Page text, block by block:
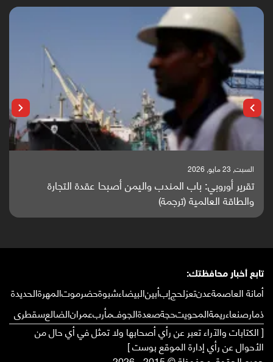
السبت, 23 مايو, 2026
تقرير أوروبي: باب المندب واليمن أصبحا عقدة التجارة
والطاقة العالمية (ترجمة)
تابع أخبار محافظتك:
أمانة العاصمةعدنتعزلحجإبأبينالبيضاءشبوةحضرموتالمهرةالحديدة
ذمارصنعاءريمةالمحويتحجةصعدةالجوفمأربعمرانالضالعسقطرى
[ الكتابات والآراء تعبر عن رأي أصحابها ولا تمثل في أي حال من
الأحوال عن رأي إدارة الموقع بوست ]